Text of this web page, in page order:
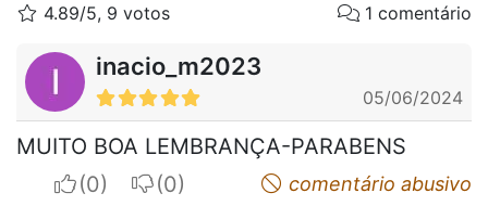
4.89/5, 9 votos 1 comentário
inacio_m2023
05/06/2024
MUITO BOA LEMBRANÇA-PARABENS
I apreciateI do not appreciatecomentário abusivo